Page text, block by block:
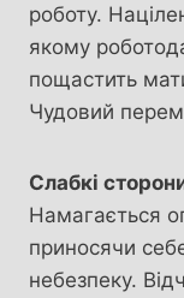
роботу.
якому
пощастить
Чудовий
Слабкі
Намагається
приносячи
небезпеку.